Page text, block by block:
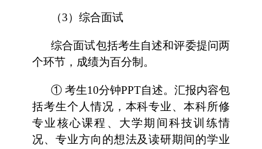
（3）综合面试
综合面试包括考生自述和评委提问两
个环节，成绩为百分制。
① 考生10分钟PPT自述。汇报内容包
括考生个人情况，本科专业、本科所修
专业核心课程、大学期间科技训练情
况、专业方向的想法及读研期间的学业